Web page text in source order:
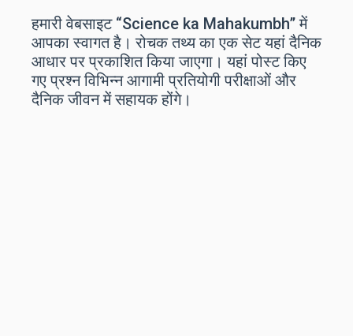
हमारी वेबसाइट “Science ka Mahakumbh” में
आपका स्वागत है। रोचक तथ्य का एक सेट यहां दैनिक
आधार पर प्रकाशित किया जाएगा। यहां पोस्ट किए
गए प्रश्न विभिन्न आगामी प्रतियोगी परीक्षाओं और
दैनिक जीवन में सहायक होंगे।